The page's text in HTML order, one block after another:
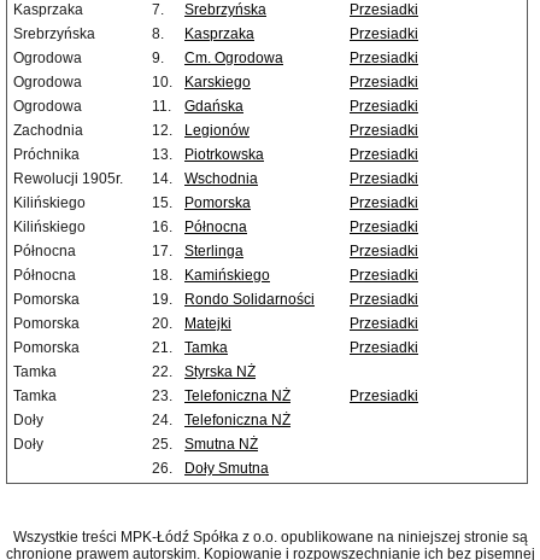
Kasprzaka
7. Srebrzyńska
Przesiadki
Srebrzyńska
8. Kasprzaka
Przesiadki
Ogrodowa
9. Cm. Ogrodowa
Przesiadki
Ogrodowa
10. Karskiego
Przesiadki
Ogrodowa
11. Gdańska
Przesiadki
Zachodnia
12. Legionów
Przesiadki
Próchnika
13. Piotrkowska
Przesiadki
Rewolucji 1905r.
14. Wschodnia
Przesiadki
Kilińskiego
15. Pomorska
Przesiadki
Kilińskiego
16. Północna
Przesiadki
Północna
17. Sterlinga
Przesiadki
Północna
18. Kamińskiego
Przesiadki
Pomorska
19. Rondo Solidarności
Przesiadki
Pomorska
20. Matejki
Przesiadki
Pomorska
21. Tamka
Przesiadki
Tamka
22.
Styrska NŻ
Tamka
23. Telefoniczna NŻ
Przesiadki
Doły
24.
Telefoniczna NŻ
Doły
25.
Smutna NŻ
26.
Doły Smutna
Wszystkie treści MPK-Łódź Spółka z o.o. opublikowane na niniejszej stronie są
chronione prawem autorskim. Kopiowanie i rozpowszechnianie ich bez pisemnej